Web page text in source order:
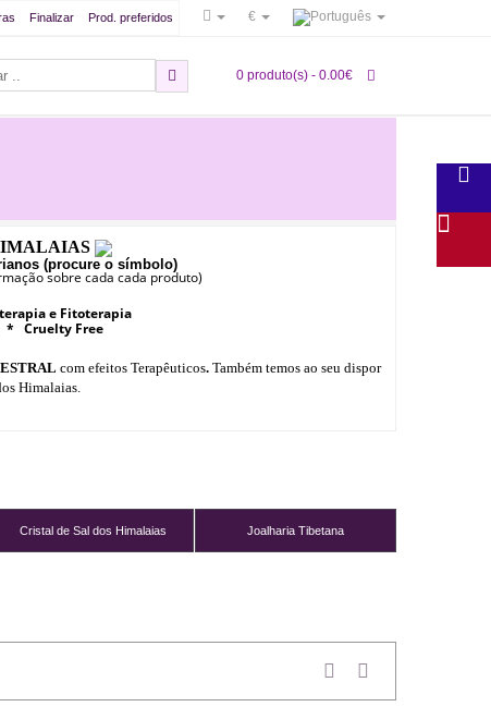
Finalizar Prod. preferidos €
0 produto(s) - 0.00€
(procure o símbolo)
sobre cada cada produto)
e Fitoterapia
* Cruelty Free
com efeitos Terapêuticos. Também temos ao seu dispor
Himalaias.
Cristal de Sal dos Himalaias Joalharia Tibetana